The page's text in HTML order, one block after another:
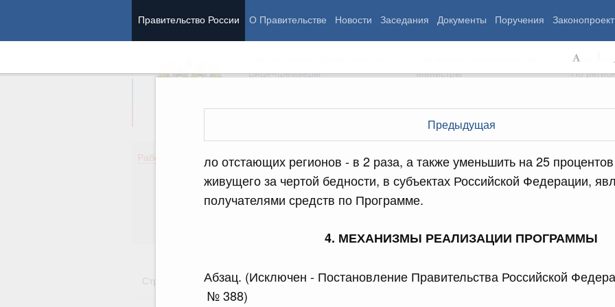
Правительство России О Правительстве Новости Заседания Документы Поручения
Предыдущая
ло отстающих регионов - в 2 раза, а также уменьшить на 25
живущего за чертой бедности, в субъектах Российской Федерации,
получателями средств по Программе.
4. МЕХАНИЗМЫ РЕАЛИЗАЦИИ ПРОГРАММЫ
Абзац. (Исключен - Постановление Правительства Российской
№ 388)
Вице-премьеры
Министры
Советы и
По
Работа Правительства
Демография
Здоровье
Образование
Культура
Занятость и труд
Технологическое развитие
Экономика. Регулирование
Финансы
Экология
Жильё и
Транспорт и
Стратегии Государственные программы Национальные проекты